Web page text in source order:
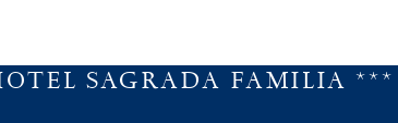
SAGRADA FAMILIA ***